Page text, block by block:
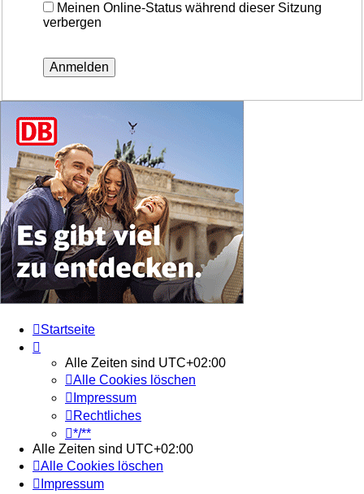
Meinen Online-Status während dieser Sitzung
verbergen
Startseite
Alle Zeiten sind UTC+02:00
Alle Cookies löschen
Impressum
Rechtliches
*/**
Alle Zeiten sind UTC+02:00
Alle Cookies löschen
Impressum